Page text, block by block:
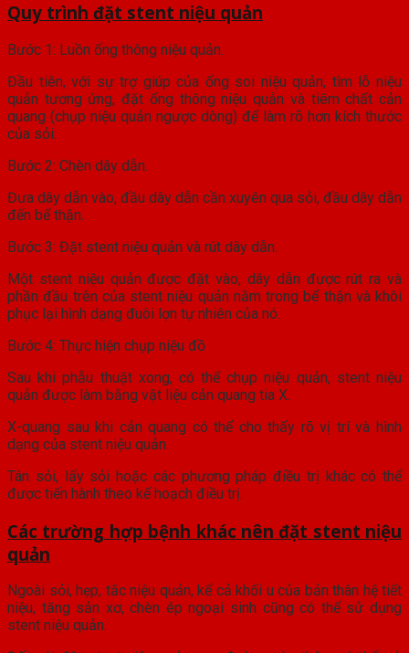
Quy trình đặt stent niệu quản
Bước 1: Luồn ống thông niệu quản.
Đầu tiên, với sự trợ giúp của ống soi niệu quản, tìm lỗ niệu
quản tương ứng, đặt ống thông niệu quản và tiêm chất cản
quang (chụp niệu quản ngược dòng) để làm rõ hơn kích thước
của sỏi.
Bước 2: Chèn dây dẫn.
Đưa dây dẫn vào, đầu dây dẫn cần xuyên qua sỏi, đầu dây dẫn
đến bể thận.
Bước 3: Đặt stent niệu quản và rút dây dẫn.
Một stent niệu quản được đặt vào, dây dẫn được rút ra và
phần đầu trên của stent niệu quản nằm trong bể thận và khôi
phục lại hình dạng đuôi lợn tự nhiên của nó.
Bước 4: Thực hiện chụp niệu đồ
Sau khi phẫu thuật xong, có thể chụp niệu quản, stent niệu
quản được làm bằng vật liệu cản quang tia X.
X-quang sau khi cản quang có thể cho thấy rõ vị trí và hình
dạng của stent niệu quản.
Tán sỏi, lấy sỏi hoặc các phương pháp điều trị khác có thể
được tiến hành theo kế hoạch điều trị.
Các trường hợp bệnh khác nên đặt stent niệu
quản
Ngoài sỏi, hẹp, tắc niệu quản, kể cả khối u của bản thân hệ tiết
niệu, tăng sản xơ, chèn ép ngoại sinh cũng có thể sử dụng
stent niệu quản.